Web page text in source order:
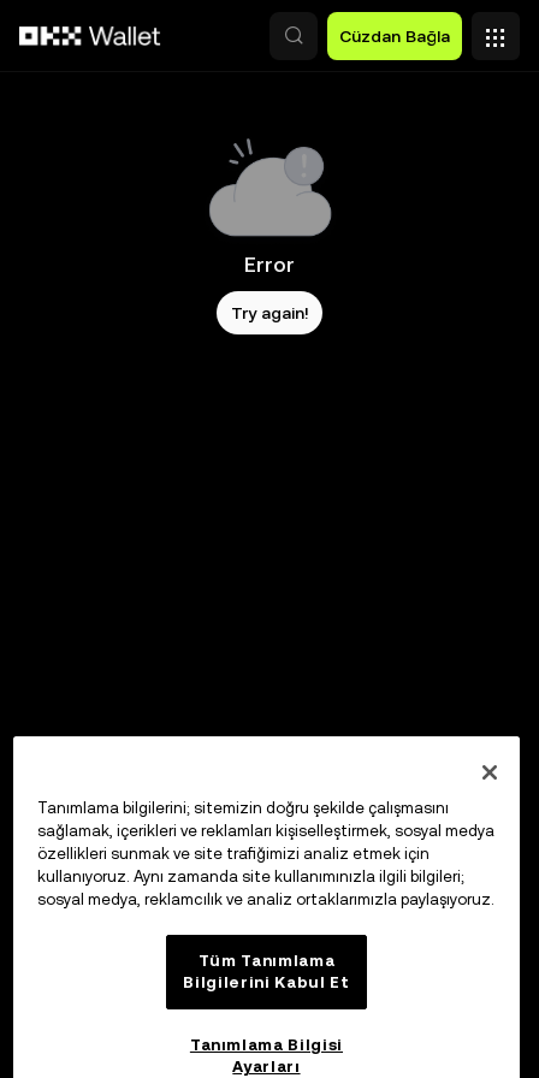
Cüzdan Bağla
Error
Try again!
Tanımlama bilgilerini; sitemizin doğru şekilde çalışmasını
sağlamak, içerikleri ve reklamları kişiselleştirmek, sosyal medya
özellikleri sunmak ve site trafiğimizi analiz etmek için
kullanıyoruz. Aynı zamanda site kullanımınızla ilgili bilgileri;
sosyal medya, reklamcılık ve analiz ortaklarımızla paylaşıyoruz.
Tüm Tanımlama
Bilgilerini Kabul Et
Tanımlama Bilgisi
Ayarları